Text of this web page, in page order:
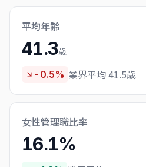
平均年齢
41.3歳
-0.5% 業界平均 41.5歳
女性管理職比率
16.1%